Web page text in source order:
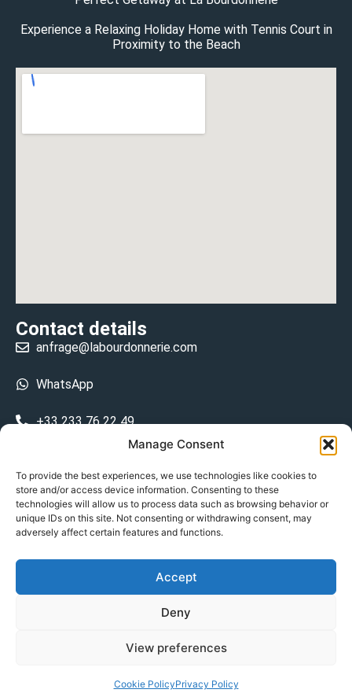
Manage Consent
To provide the best experiences, we use technologies like cookies to
store and/or access device information. Consenting to these
technologies will allow us to process data such as browsing behavior or
unique IDs on this site. Not consenting or withdrawing consent, may
adversely affect certain features and functions.
Accept
Deny
View preferences
Cookie PolicyPrivacy Policy
Experience a Relaxing Holiday Home with Tennis Court in
Proximity to the Beach
Contact details
anfrage@labourdonnerie.com
WhatsApp
+33 233 76 22 49
15 La Bourdonnerie 50430 Vesly
prosecuted.blusher.yielded
DE
Datenschutzrichtlinie